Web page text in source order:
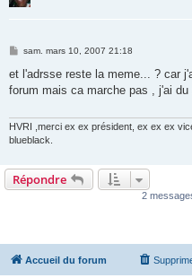
M
s
a
sam. mars 10, 2007 21:18
et l'adrsse reste la meme... ? car
forum mais ca marche pas , j'ai
HVRI ,merci ex ex président, ex ex ex
blueblack.
Répondre
2
Accueil du forum